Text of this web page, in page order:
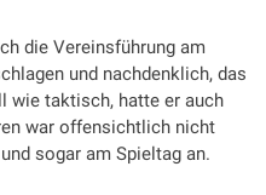
die Vereinsführung am
und nachdenklich, das
wie taktisch, hatte er auch
war offensichtlich nicht
sogar am Spieltag an.